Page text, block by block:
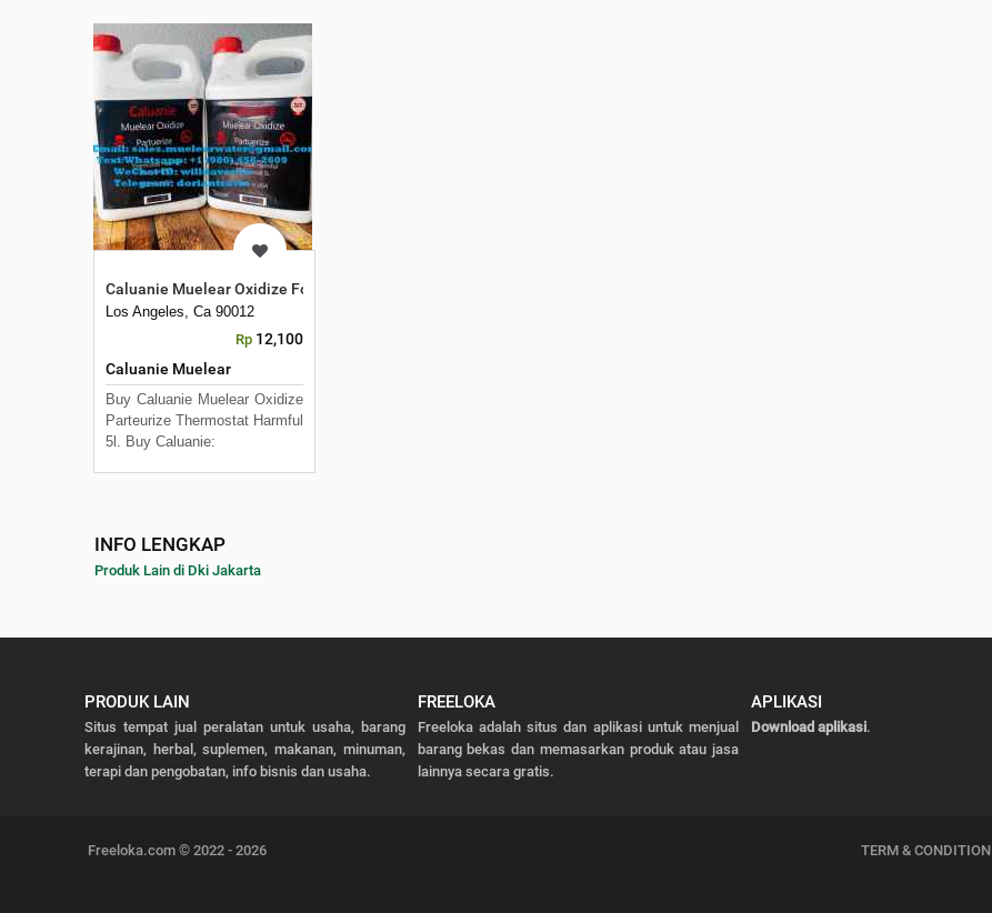
Caluanie Muelear Oxidize For Extraction
Los Angeles, Ca 90012
Rp 12,100
Caluanie Muelear
Buy Caluanie Muelear Oxidize
Parteurize Thermostat Harmful
5l. Buy Caluanie:
INFO LENGKAP
Produk Lain di Dki Jakarta
PRODUK LAIN
Situs tempat jual peralatan untuk usaha, barang
kerajinan, herbal, suplemen, makanan, minuman,
terapi dan pengobatan, info bisnis dan usaha.
FREELOKA
Freeloka adalah situs dan aplikasi untuk menjual
barang bekas dan memasarkan produk atau jasa
lainnya secara gratis.
APLIKASI
Download aplikasi.
Freeloka.com © 2022 - 2026 TERM & CONDITION